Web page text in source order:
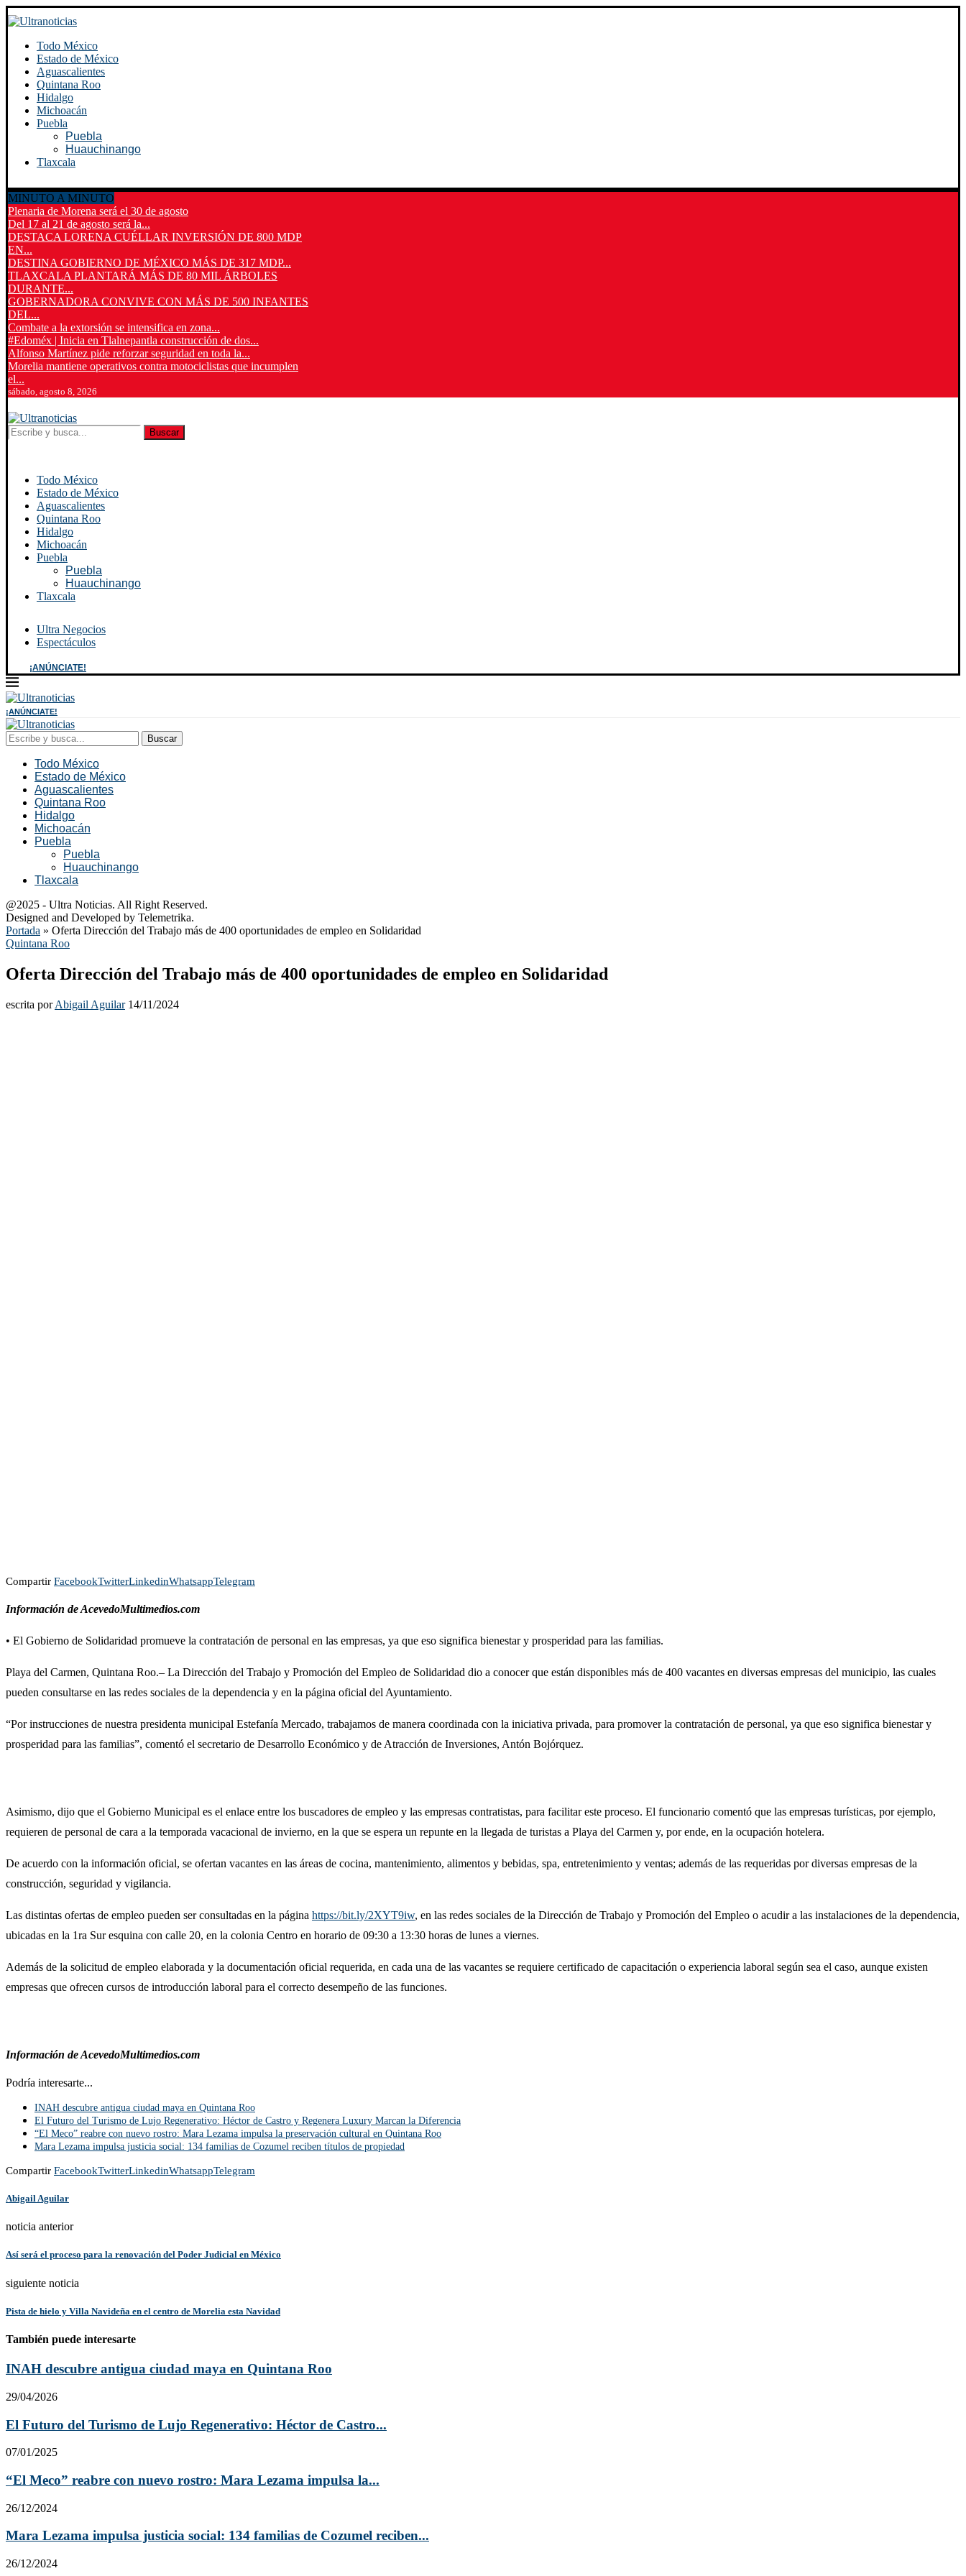
Todo México
Estado de México
Aguascalientes
Quintana Roo
Hidalgo
Michoacán
Puebla
Puebla
Huauchinango
Tlaxcala
MINUTO A MINUTO
Plenaria de Morena será el 30 de agosto
Del 17 al 21 de agosto será la...
DESTACA LORENA CUÉLLAR INVERSIÓN DE 800 MDP
EN...
DESTINA GOBIERNO DE MÉXICO MÁS DE 317 MDP...
TLAXCALA PLANTARÁ MÁS DE 80 MIL ÁRBOLES
DURANTE...
GOBERNADORA CONVIVE CON MÁS DE 500 INFANTES
DEL...
Combate a la extorsión se intensifica en zona...
#Edoméx | Inicia en Tlalnepantla construcción de dos...
Alfonso Martínez pide reforzar seguridad en toda la...
Morelia mantiene operativos contra motociclistas que incumplen
el...
sábado, agosto 8, 2026
Buscar
Todo México
Estado de México
Aguascalientes
Quintana Roo
Hidalgo
Michoacán
Puebla
Puebla
Huauchinango
Tlaxcala
Ultra Negocios
Espectáculos
¡ANÚNCIATE!
¡ANÚNCIATE!
Buscar
Todo México
Estado de México
Aguascalientes
Quintana Roo
Hidalgo
Michoacán
Puebla
Puebla
Huauchinango
Tlaxcala
@2025 - Ultra Noticias. All Right Reserved.
Designed and Developed by Telemetrika.
Portada » Oferta Dirección del Trabajo más de 400 oportunidades de empleo en Solidaridad
Quintana Roo
Oferta Dirección del Trabajo más de 400 oportunidades de empleo en Solidaridad
escrita porAbigail Aguilar 14/11/2024
Compartir FacebookTwitterLinkedinWhatsappTelegram
Información de AcevedoMultimedios.com
• El Gobierno de Solidaridad promueve la contratación de personal en las empresas, ya que eso significa bienestar y prosperidad para las familias.
Playa del Carmen, Quintana Roo.– La Dirección del Trabajo y Promoción del Empleo de Solidaridad dio a conocer que están disponibles más de 400 vacantes en diversas empresas del municipio, las cuales
pueden consultarse en las redes sociales de la dependencia y en la página oficial del Ayuntamiento.
“Por instrucciones de nuestra presidenta municipal Estefanía Mercado, trabajamos de manera coordinada con la iniciativa privada, para promover la contratación de personal, ya que eso significa bienestar y
prosperidad para las familias”, comentó el secretario de Desarrollo Económico y de Atracción de Inversiones, Antón Bojórquez.
Asimismo, dijo que el Gobierno Municipal es el enlace entre los buscadores de empleo y las empresas contratistas, para facilitar este proceso. El funcionario comentó que las empresas turísticas, por ejemplo,
requieren de personal de cara a la temporada vacacional de invierno, en la que se espera un repunte en la llegada de turistas a Playa del Carmen y, por ende, en la ocupación hotelera.
De acuerdo con la información oficial, se ofertan vacantes en las áreas de cocina, mantenimiento, alimentos y bebidas, spa, entretenimiento y ventas; además de las requeridas por diversas empresas de la
construcción, seguridad y vigilancia.
Las distintas ofertas de empleo pueden ser consultadas en la página https://bit.ly/2XYT9iw, en las redes sociales de la Dirección de Trabajo y Promoción del Empleo o acudir a las instalaciones de la dependencia,
ubicadas en la 1ra Sur esquina con calle 20, en la colonia Centro en horario de 09:30 a 13:30 horas de lunes a viernes.
Además de la solicitud de empleo elaborada y la documentación oficial requerida, en cada una de las vacantes se requiere certificado de capacitación o experiencia laboral según sea el caso, aunque existen
empresas que ofrecen cursos de introducción laboral para el correcto desempeño de las funciones.
Información de AcevedoMultimedios.com
Podría interesarte...
INAH descubre antigua ciudad maya en Quintana Roo
El Futuro del Turismo de Lujo Regenerativo: Héctor de Castro y Regenera Luxury Marcan la Diferencia
“El Meco” reabre con nuevo rostro: Mara Lezama impulsa la preservación cultural en Quintana Roo
Mara Lezama impulsa justicia social: 134 familias de Cozumel reciben títulos de propiedad
Compartir FacebookTwitterLinkedinWhatsappTelegram
Abigail Aguilar
noticia anterior
Así será el proceso para la renovación del Poder Judicial en México
siguiente noticia
Pista de hielo y Villa Navideña en el centro de Morelia esta Navidad
También puede interesarte
INAH descubre antigua ciudad maya en Quintana Roo
29/04/2026
El Futuro del Turismo de Lujo Regenerativo: Héctor de Castro...
07/01/2025
“El Meco” reabre con nuevo rostro: Mara Lezama impulsa la...
26/12/2024
Mara Lezama impulsa justicia social: 134 familias de Cozumel reciben...
26/12/2024